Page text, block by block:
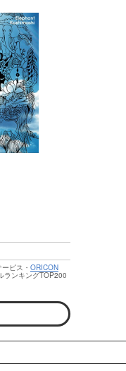
t
e
ビス・ ORICON
ランキングTOP200